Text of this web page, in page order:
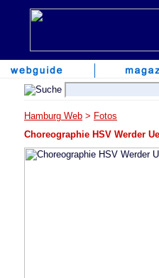
Hamburg Web > Fotos
Choreographie HSV Werder